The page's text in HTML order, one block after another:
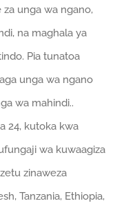
unga wa ngano,
na maghala ya
Pia tunatoa
unga wa ngano
wa mahindi..
24, kutoka kwa
wa kuwaagiza
zinaweza
Tanzania, Ethiopia,